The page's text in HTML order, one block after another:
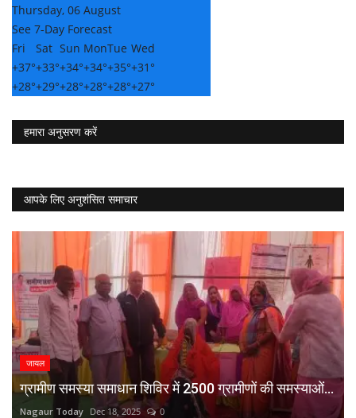
Thursday, 06 August
See 7-Day Forecast
Fri
Sat Sun MonTue Wed
+37°+33°+34°+34°+35°+31°
+28°+29°+28°+28°+28°+27°
हमारा अनुसरण करें
आपके लिए अनुशंसित समाचार
जायल
ग्रामीण समस्या समाधान शिविर में 2500 ग्रामीणों की समस्याओं...
Nagaur Today Dec 18, 2025 0